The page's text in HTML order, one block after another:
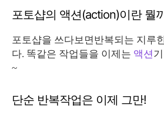
포토샵의 액션(action)이란 뭘
포토샵을 쓰다보면반복되는 지루
다. 똑같은 작업들을 이제는 액션
~
단순 반복작업은 이제 그만!